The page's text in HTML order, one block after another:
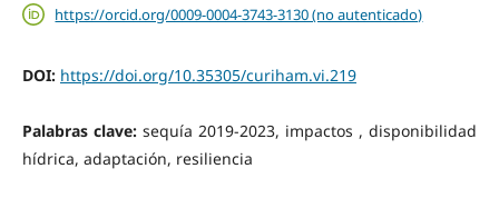
https://orcid.org/0009-0004-3743-3130 (no autenticado)
DOI: https://doi.org/10.35305/curiham.vi.219
Palabras clave: sequía 2019-2023, impactos , disponibilidad
hídrica, adaptación, resiliencia